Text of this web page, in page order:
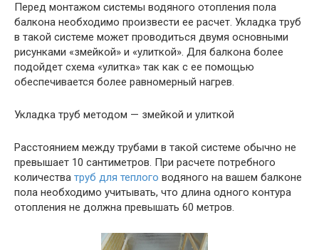
Перед монтажом системы водяного отопления пола
балкона необходимо произвести ее расчет. Укладка труб
в такой системе может проводиться двумя основными
рисунками «змейкой» и «улиткой». Для балкона более
подойдет схема «улитка» так как с ее помощью
обеспечивается более равномерный нагрев.
Укладка труб методом — змейкой и улиткой
Расстоянием между трубами в такой системе обычно не
превышает 10 сантиметров. При расчете потребного
количества труб для теплого водяного на вашем балконе
пола необходимо учитывать, что длина одного контура
отопления не должна превышать 60 метров.